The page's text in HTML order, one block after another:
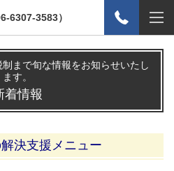
6307-3583）
まで旬な情報をお知らせいたし
ます。
着情報
決支援メニュー